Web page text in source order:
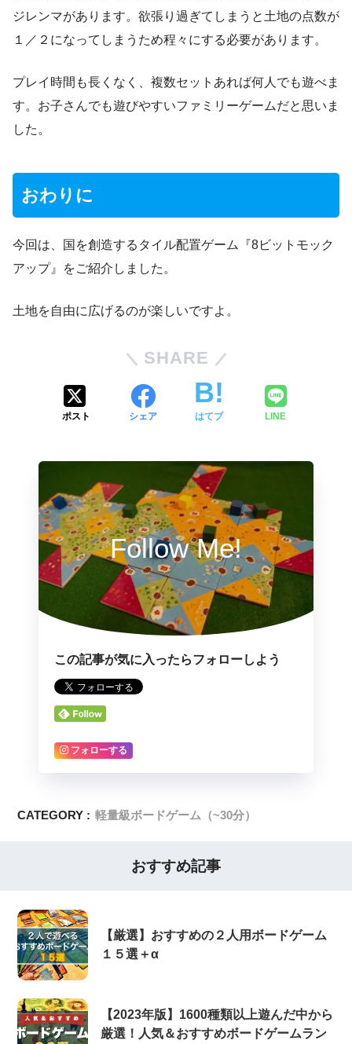
ジレンマがあります。欲張り過ぎてしまうと土地の点数が
１／２になってしまうため程々にする必要があります。
プレイ時間も長くなく、複数セットあれば何人でも遊べま
す。お子さんでも遊びやすいファミリーゲームだと思いま
した。
おわりに
今回は、国を創造するタイル配置ゲーム『8ビットモック
アップ』をご紹介しました。
土地を自由に広げるのが楽しいですよ。
SHARE
ポスト シェア はてブ LINE
Follow Me!
この記事が気に入ったらフォローしよう
フォローする
CATEGORY : 軽量級ボードゲーム（~30分）
おすすめ記事
【厳選】おすすめの２人用ボードゲーム
１５選＋α
【2023年版】1600種類以上遊んだ中から
厳選！人気＆おすすめボードゲームラン